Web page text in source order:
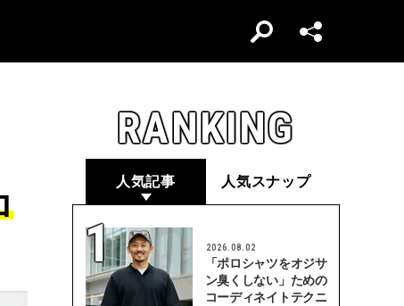
RANKING
人気記事 人気スナップ
2026.08.02
「ポロシャツをオジサ
ン臭くしない」ための
コーディネイトテクニ